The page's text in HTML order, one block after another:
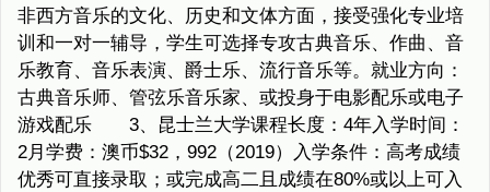
非西方音乐的文化、历史和文体方面，接受强化专业培
训和一对一辅导，学生可选择专攻古典音乐、作曲、音
乐教育、音乐表演、爵士乐、流行音乐等。就业方向：
古典音乐师、管弦乐音乐家、或投身于电影配乐或电子
游戏配乐 3、昆士兰大学课程长度：4年入学时间：
2月学费：澳币$32，992（2019）入学条件：高考成绩
优秀可直接录取；或完成高二且成绩在80%或以上可入